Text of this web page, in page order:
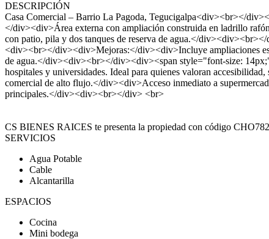
DESCRIPCIÓN
Casa Comercial – Barrio La Pagoda, Tegucigalpa<div><br></
</div><div>Área externa con ampliación construida en ladrillo
con patio, pila y dos tanques de reserva de agua.</
<div><br></div><div>Mejoras:</div><div>Incluye ampliaciones
de agua.</div><div><br></div><div><span style="font-size:
hospitales y universidades. Ideal para quienes valoran
comercial de alto flujo.</div><div>Acceso inmediato a
principales.</div><div><br></div> <br>
CS BIENES RAICES te presenta la propiedad con código
SERVICIOS
Agua Potable
Cable
Alcantarilla
ESPACIOS
Cocina
Mini bodega